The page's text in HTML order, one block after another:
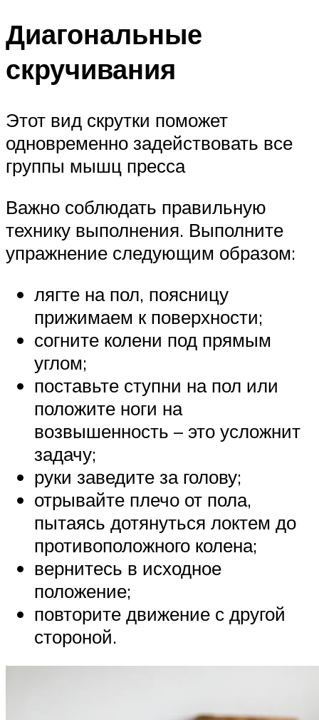
Диагональные
скручивания
Этот вид скрутки поможет
одновременно задействовать все
группы мышц пресса
Важно соблюдать правильную
технику выполнения. Выполните
упражнение следующим образом:
лягте на пол, поясницу
прижимаем к поверхности;
согните колени под прямым
углом;
поставьте ступни на пол или
положите ноги на
возвышенность – это усложнит
задачу;
руки заведите за голову;
отрывайте плечо от пола,
пытаясь дотянуться локтем до
противоположного колена;
вернитесь в исходное
положение;
повторите движение с другой
стороной.